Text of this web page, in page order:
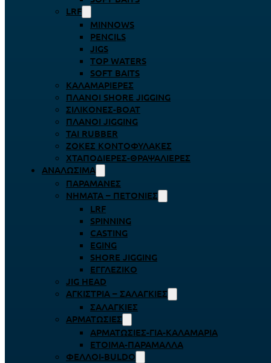
LRF
MINNOWS
PENCILS
JIGS
TOP WATERS
SOFT BAITS
ΚΑΛΑΜΑΡΙΈΡΕΣ
ΠΛΆΝΟΙ SHORE JIGGING
ΣΙΛΙΚΌΝΕΣ-BOAT
ΠΛΆΝΟΙ JIGGING
TAI RUBBER
ΖΌΚΕΣ ΚΟΝΤΟΦΎΛΑΚΕΣ
ΧΤΑΠΟΔΙΈΡΕΣ-ΘΡΑΨΑΛΙΈΡΕΣ
ΑΝΑΛΏΣΙΜΑ
ΠΑΡΑΜΆΝΕΣ
ΝΉΜΑΤΑ – ΠΕΤΟΝΙΈΣ
LRF
SPINNING
CASTING
EGING
SHORE JIGGING
ΕΓΓΛΈΖΙΚΟ
JIG HEAD
ΑΓΚΊΣΤΡΙΑ – ΣΑΛΑΓΚΙΈΣ
ΣΑΛΑΓΚΙΈΣ
ΑΡΜΑΤΩΣΙΈΣ
ΑΡΜΑΤΩΣΙΈΣ-ΓΙΑ-ΚΑΛΑΜΆΡΙΑ
ΈΤΟΙΜΑ-ΠΑΡΆΜΑΛΛΑ
ΦΕΛΛΟΊ-BULDO